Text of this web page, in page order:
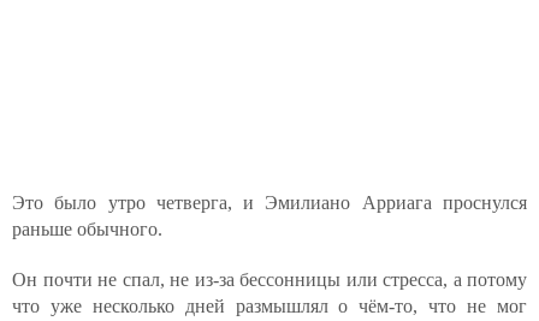
Это было утро четверга, и Эмилиано Арриага проснулся
раньше обычного.
Он почти не спал, не из-за бессонницы или стресса, а потому
что уже несколько дней размышлял о чём-то, что не мог